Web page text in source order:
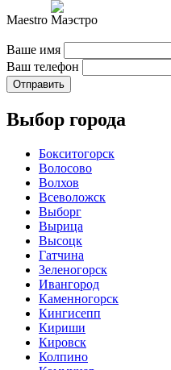
Maestro
Ваше имя
Ваш телефон
Отправить
Выбор города
Бокситогорск
Волосово
Волхов
Всеволожск
Выборг
Вырица
Высоцк
Гатчина
Зеленогорск
Ивангород
Каменногорск
Кингисепп
Кириши
Кировск
Колпино